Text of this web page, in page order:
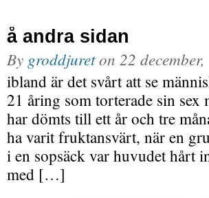
å andra sidan
By groddjureton 22
ibland är det svårt att se
21 åring som torterade sin sex
har dömts till ett år och tre
ha varit fruktansvärt, när en
i en sopsäck var huvudet hårt
med […]